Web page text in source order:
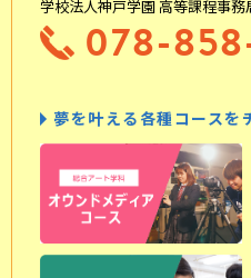
学校法人神戸学園 高等課程事務
078-
夢を叶える各種コースを